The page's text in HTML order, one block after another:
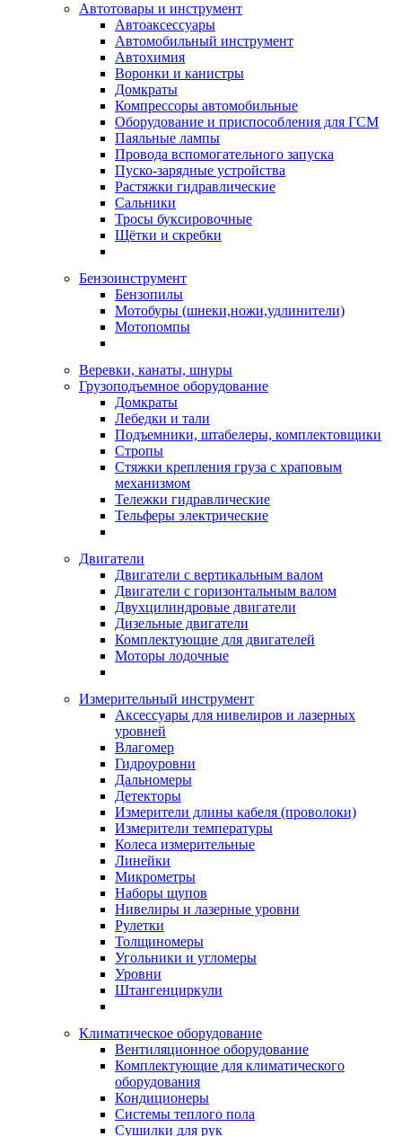
Автотовары и инструмент
Автоаксессуары
Автомобильный инструмент
Автохимия
Воронки и канистры
Домкраты
Компрессоры автомобильные
Оборудование и приспособления для ГСМ
Паяльные лампы
Провода вспомогательного запуска
Пуско-зарядные устройства
Растяжки гидравлические
Сальники
Тросы буксировочные
Щётки и скребки
Бензоинструмент
Бензопилы
Мотобуры (шнеки,ножи,удлинители)
Мотопомпы
Веревки, канаты, шнуры
Грузоподъемное оборудование
Домкраты
Лебедки и тали
Подъемники, штабелеры, комплектовщики
Стропы
Стяжки крепления груза с храповым
механизмом
Тележки гидравлические
Тельферы электрические
Двигатели
Двигатели с вертикальным валом
Двигатели с горизонтальным валом
Двухцилиндровые двигатели
Дизельные двигатели
Комплектующие для двигателей
Моторы лодочные
Измерительный инструмент
Аксессуары для нивелиров и лазерных
уровней
Влагомер
Гидроуровни
Дальномеры
Детекторы
Измерители длины кабеля (проволоки)
Измерители температуры
Колеса измерительные
Линейки
Микрометры
Наборы щупов
Нивелиры и лазерные уровни
Рулетки
Толщиномеры
Угольники и угломеры
Уровни
Штангенциркули
Климатическое оборудование
Вентиляционное оборудование
Комплектующие для климатического
оборудования
Кондиционеры
Системы теплого пола
Сушилки для рук